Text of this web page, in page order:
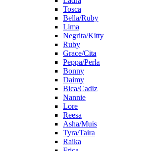
Tosca
Bella/Ruby
Lima
Negrita/Kitty
Ruby
Grace/Cita
Peppa/Perla
Bonny
Daimy
Bica/Cadiz
Nannie
Lore
Reesa
Asha/Muis
Tyra/Taira
Raika